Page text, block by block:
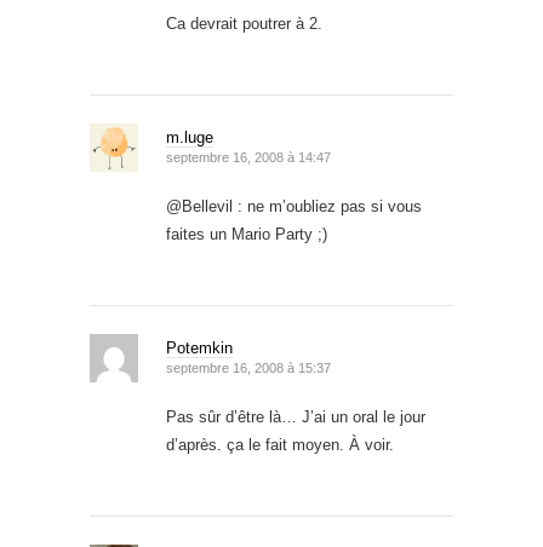
Ca devrait poutrer à 2.
m.luge
septembre 16, 2008 à 14:47
@Bellevil : ne m’oubliez pas si vous
faites un Mario Party ;)
Potemkin
septembre 16, 2008 à 15:37
Pas sûr d’être là… J’ai un oral le jour
d’après. ça le fait moyen. À voir.